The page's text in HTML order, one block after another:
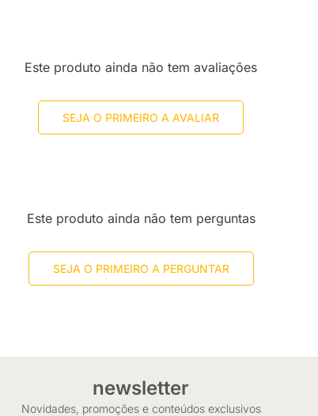
Este produto ainda não tem avaliações
SEJA O PRIMEIRO A AVALIAR
Este produto ainda não tem perguntas
SEJA O PRIMEIRO A PERGUNTAR
newsletter
Novidades, promoções e conteúdos exclusivos